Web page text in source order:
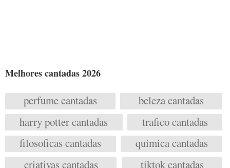
Melhores cantadas 2026
perfume cantadas
beleza cantadas
harry potter cantadas
trafico cantadas
filosoficas cantadas
quimica cantadas
criativas cantadas
tiktok cantadas